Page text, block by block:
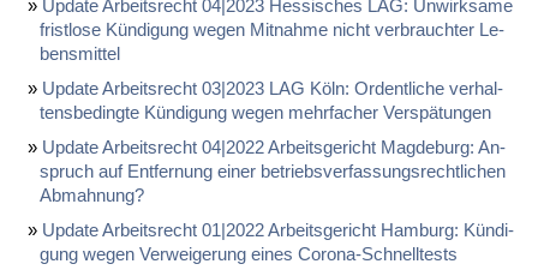
Up­date Ar­beits­recht 04|2023 Hes­si­sches LAG: Un­wirk­sa­me
frist­lo­se Kündi­gung we­gen Mit­nah­me nicht ver­brauch­ter Le­
bens­mit­tel
Up­date Ar­beits­recht 03|2023 LAG Köln: Or­dent­li­che ver­hal­
tens­be­ding­te Kündi­gung we­gen mehr­fa­cher Ver­spätun­gen
Up­date Ar­beits­recht 04|2022 Ar­beits­ge­richt Mag­de­burg: An­
spruch auf Ent­fer­nung ei­ner be­triebs­ver­fas­sungs­recht­li­chen
Ab­mah­nung?
Up­date Ar­beits­recht 01|2022 Ar­beits­ge­richt Ham­burg: Kündi­
gung we­gen Ver­wei­ge­rung ei­nes Co­ro­na-Schnell­tests